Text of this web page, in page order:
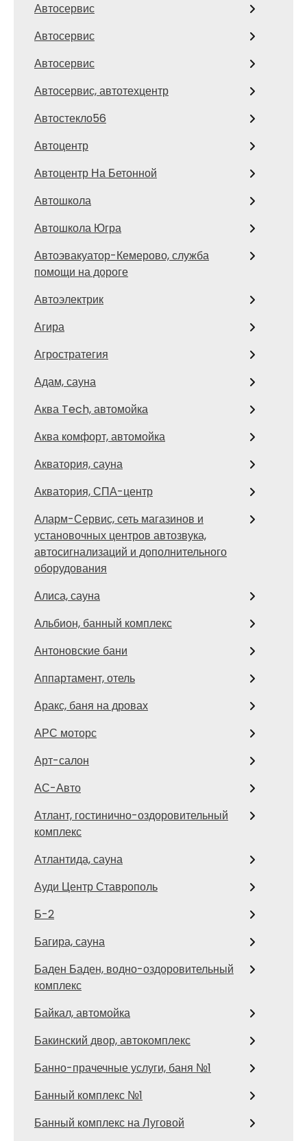
Автосервис
Автосервис
Автосервис
Автосервис, автотехцентр
Автостекло56
Автоцентр
Автоцентр На Бетонной
Автошкола
Автошкола Югра
Автоэвакуатор-Кемерово, служба
помощи на дороге
Автоэлектрик
Агира
Агростратегия
Адам, сауна
Аква Tech, автомойка
Аква комфорт, автомойка
Акватория, сауна
Акватория, СПА-центр
Аларм-Сервис, сеть магазинов и
установочных центров автозвука,
автосигнализаций и дополнительного
оборудования
Алиса, сауна
Альбион, банный комплекс
Антоновские бани
Аппартамент, отель
Аракс, баня на дровах
АРС моторс
Арт-салон
АС-Авто
Атлант, гостинично-оздоровительный
комплекс
Атлантида, сауна
Ауди Центр Ставрополь
Б-2
Багира, сауна
Баден Баден, водно-оздоровительный
комплекс
Байкал, автомойка
Бакинский двор, автокомплекс
Банно-прачечные услуги, баня №1
Банный комплекс №1
Банный комплекс на Луговой